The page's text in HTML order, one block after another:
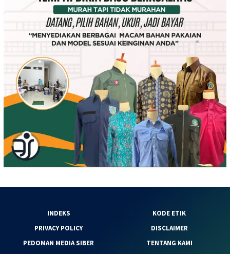
INDEKS
KODE ETIK
PRIVACY POLICY
DISCLAIMER
PEDOMAN MEDIA SIBER
TENTANG KAMI